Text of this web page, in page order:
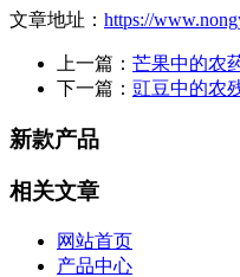
文章地址： https://
上一篇： 芒果中的农
下一篇： 豇豆中的农
新款产品
相关文章
网站首页
产品中心